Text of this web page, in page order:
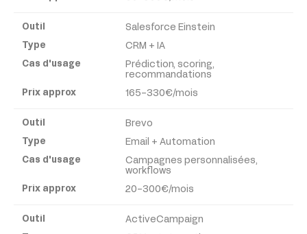
d'usage
Prix
Salesforce Einstein
CRM + IA
Prédiction, scoring,
recommandations
165-330€/mois
Brevo
Email + Automation
Campagnes personnalisées,
workflows
20-300€/mois
ActiveCampaign